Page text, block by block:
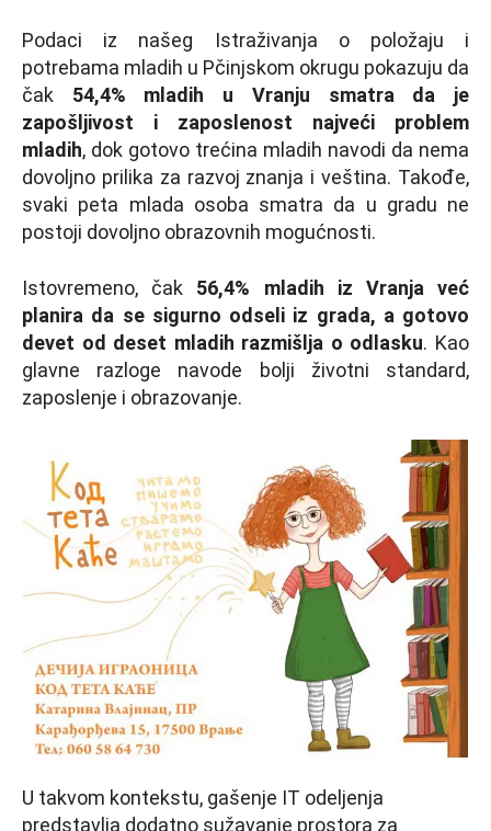
Podaci iz našeg Istraživanja o položaju i
potrebama mladih u Pčinjskom okrugu pokazuju da
čak 54,4% mladih u Vranju smatra da je
zapošljivost i zaposlenost najveći problem
mladih, dok gotovo trećina mladih navodi da nema
dovoljno prilika za razvoj znanja i veština. Takođe,
svaki peta mlada osoba smatra da u gradu ne
postoji dovoljno obrazovnih mogućnosti.
Istovremeno, čak 56,4% mladih iz Vranja već
planira da se sigurno odseli iz grada, a gotovo
devet od deset mladih razmišlja o odlasku. Kao
glavne razloge navode bolji životni standard,
zaposlenje i obrazovanje.
U takvom kontekstu, gašenje IT odeljenja
predstavlja dodatno sužavanje prostora za